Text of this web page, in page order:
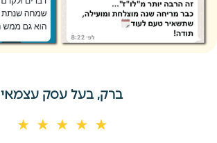
ברק, בעל עסק עצמאי